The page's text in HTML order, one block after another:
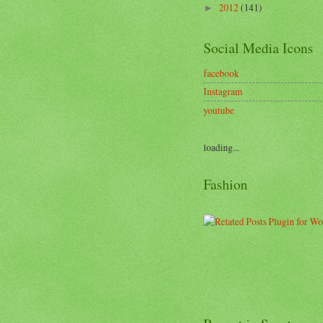
►2012(141)
Social Media Icons
facebook
Instagram
youtube
loading...
Fashion